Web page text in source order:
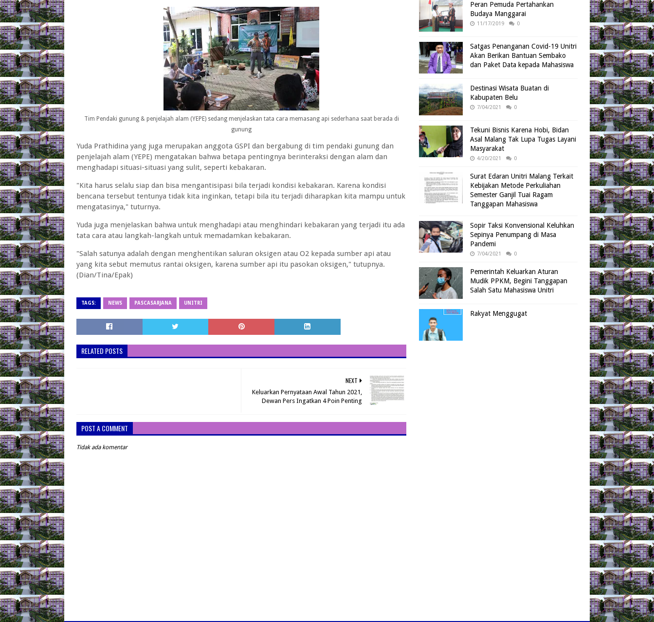
Tim Pendaki gunung & penjelajah alam (YEPE) sedang menjelaskan tata cara memasang api sederhana saat berada di
gunung
Yuda Prathidina yang juga merupakan anggota GSPI dan bergabung di tim pendaki gunung dan
penjelajah alam (YEPE) mengatakan bahwa betapa pentingnya berinteraksi dengan alam dan
menghadapi situasi-situasi yang sulit, seperti kebakaran.
"Kita harus selalu siap dan bisa mengantisipasi bila terjadi kondisi kebakaran. Karena kondisi
bencana tersebut tentunya tidak kita inginkan, tetapi bila itu terjadi diharapkan kita mampu untuk
mengatasinya," tuturnya.
Yuda juga menjelaskan bahwa untuk menghadapi atau menghindari kebakaran yang terjadi itu ada
tata cara atau langkah-langkah untuk memadamkan kebakaran.
"Salah satunya adalah dengan menghentikan saluran oksigen atau O2 kepada sumber api atau
yang kita sebut memutus rantai oksigen, karena sumber api itu pasokan oksigen," tutupnya.
(Dian/Tina/Epak)
TAGS: NEWS PASCASARJANA UNITRI
RELATED POSTS
NEXT
Keluarkan Pernyataan Awal Tahun 2021,
Dewan Pers Ingatkan 4 Poin Penting
POST A COMMENT
Tidak ada komentar
Peran Pemuda Pertahankan
Budaya Manggarai
11/17/2019 0
Satgas Penanganan Covid-19 Unitri
Akan Berikan Bantuan Sembako
dan Paket Data kepada Mahasiswa
Destinasi Wisata Buatan di
Kabupaten Belu
7/04/2021 0
Tekuni Bisnis Karena Hobi, Bidan
Asal Malang Tak Lupa Tugas Layani
Masyarakat
4/20/2021 0
Surat Edaran Unitri Malang Terkait
Kebijakan Metode Perkuliahan
Semester Ganjil Tuai Ragam
Tanggapan Mahasiswa
Sopir Taksi Konvensional Keluhkan
Sepinya Penumpang di Masa
Pandemi
7/04/2021 0
Pemerintah Keluarkan Aturan
Mudik PPKM, Begini Tanggapan
Salah Satu Mahasiswa Unitri
Rakyat Menggugat